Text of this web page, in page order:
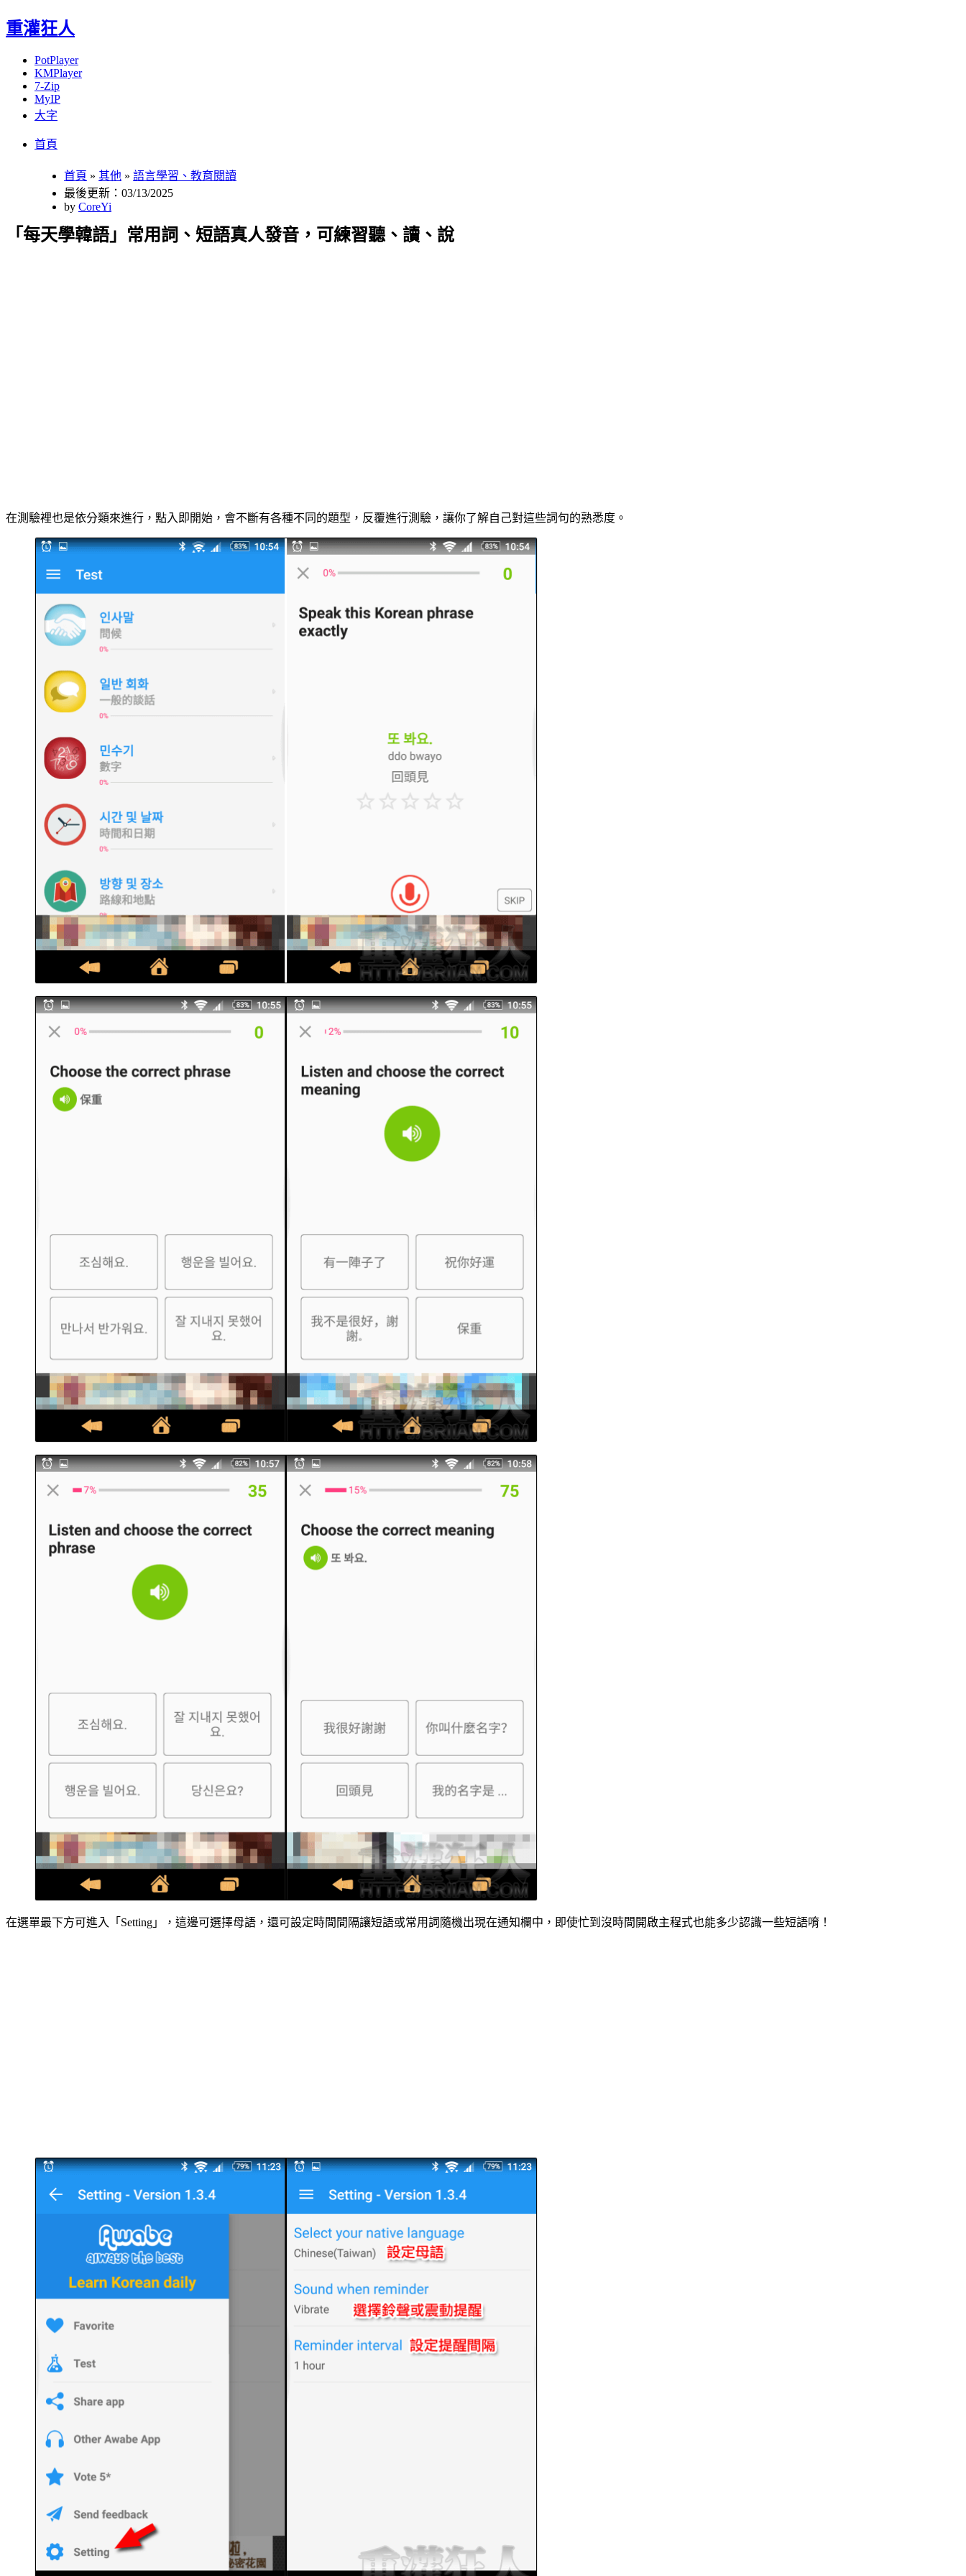
重灌狂人
PotPlayer
KMPlayer
7-Zip
MyIP
大字
首頁
首頁 » 其他 » 語言學習、教育閱讀
最後更新：03/13/2025
by CoreYi
「每天學韓語」常用詞、短語真人發音，可練習聽、讀、說
在測驗裡也是依分類來進行，點入即開始，會不斷有各種不同的題型，反覆進行測驗，讓你了解自己對這些詞句的熟悉度。
在選單最下方可進入「Setting」，這邊可選擇母語，還可設定時間間隔讓短語或常用詞隨機出現在通知欄中，即使忙到沒時間開啟主程式也能多少認識一些短語唷！